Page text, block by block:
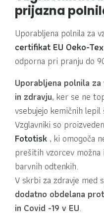
prijazna
Uporabljena polnila za
certifikat EU Oeko-
odporna pri pranju do
Uporabljena polnila
in zdravju, ker se ne
vsebujejo kemičnih lepil
Vzglavniki so
Fototisk , ki omogoča
prešitih vzorcev
barvnih odtenkih.
V skrbi za zdravje med
dodatno obdelana
in Covid -19 v EU.